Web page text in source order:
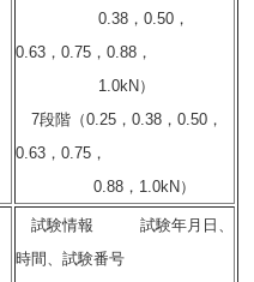
0.38，0.50，
0.63，0.75，0.88，
1.0kN）
7段階（0.25，0.38，0.50，
0.63，0.75，
0.88，1.0kN）
試験情報 試験年月日、
時間、試験番号